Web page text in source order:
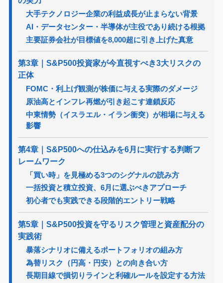
大手テクノロジー企業の利益成長が止まらない背景
AI・データセンター・半導体が主役であり続ける根拠
主要証券会社が目標値を8,000超に引き上げた真意
第3章｜S&P500投資家が今直視すべき3大リスクの
正体
FOMC・利上げ観測が株価に与える実際のダメージ
原油高とインフレ再燃が引き起こす連鎖反応
中東情勢（イスラエル・イラン衝突）が相場に与える
影響
第4章｜S&P500への仕込みを6月に実行する判断フ
レームワーク
「買い時」を見極める3つのシグナルの読み方
一括投資と積立投資、6月に選ぶべきアプローチ
初心者でも実践できる段階的エントリー戦略
第5章｜S&P500投資を守るリスク管理と資産配分の
実践術
暴落シナリオに備えるポートフォリオの組み方
為替リスク（円高・円安）との向き合い方
長期目線で損切りラインと利確ルールを設定する方法